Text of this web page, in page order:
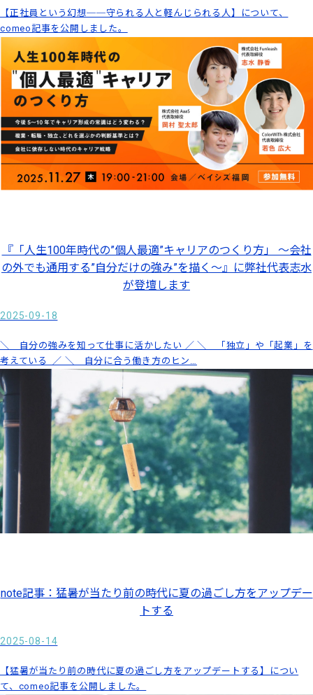
【正社員という幻想──守られる人と軽んじられる人】について、
comeo記事を公開しました。
『「人生100年時代の”個人最適”キャリアのつくり方」 ～会社
の外でも通用する”自分だけの強み”を描く～』に弊社代表志水
が登壇します
2025-09-18
＼ 自分の強みを知って仕事に活かしたい ／ ＼ 「独立」や「起業」を
考えている ／ ＼ 自分に合う働き方のヒン…
note記事：猛暑が当たり前の時代に夏の過ごし方をアップデー
トする
2025-08-14
【猛暑が当たり前の時代に夏の過ごし方をアップデートする】につい
て、comeo記事を公開しました。